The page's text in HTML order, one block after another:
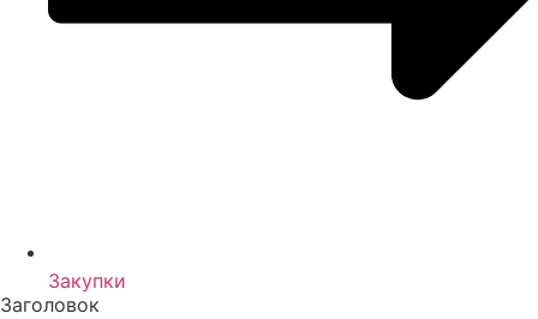
Закупки
Заголовок